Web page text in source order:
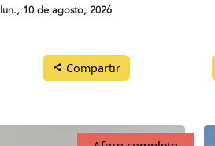
lun., 10 de agosto, 2026
Compartir